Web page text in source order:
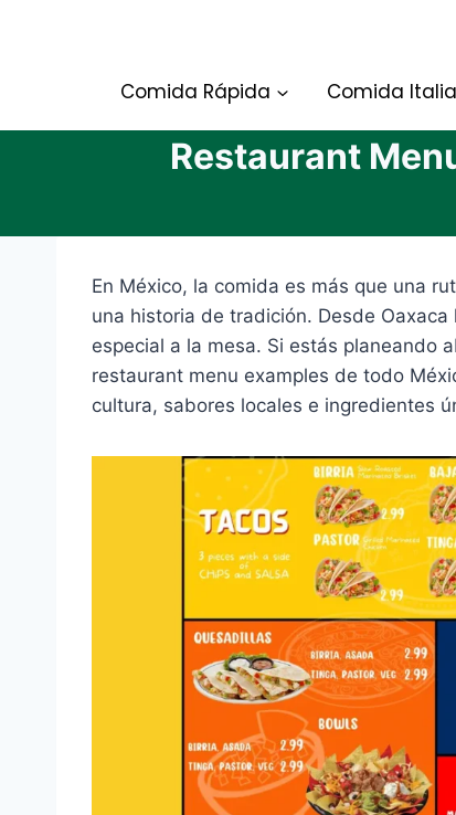
Comida Rápida Comida
Restaurant
En México, la comida es más que una
una historia de tradición. Desde
especial a la mesa. Si estás planeando
restaurant menu examples de todo
cultura, sabores locales e ingredientes